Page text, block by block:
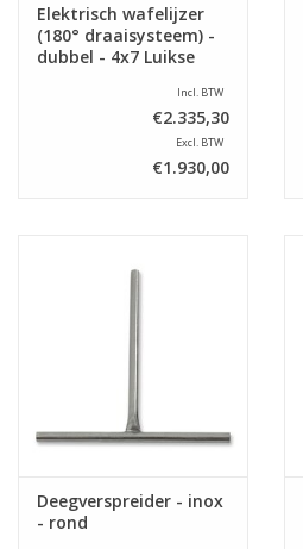
Elektrisch wafelijzer
(180° draaisysteem) -
dubbel - 4x7 Luikse
Incl. BTW
€2.335,30
Excl. BTW
€1.930,00
Deegverspreider - inox
- rond